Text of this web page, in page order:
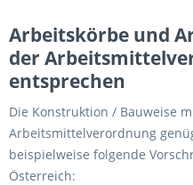
Arbeitskörbe und
der
entsprechen
Die Konstruktion / Bauweise
Arbeitsmittelverordnung
beispielweise folgende
Österreich: